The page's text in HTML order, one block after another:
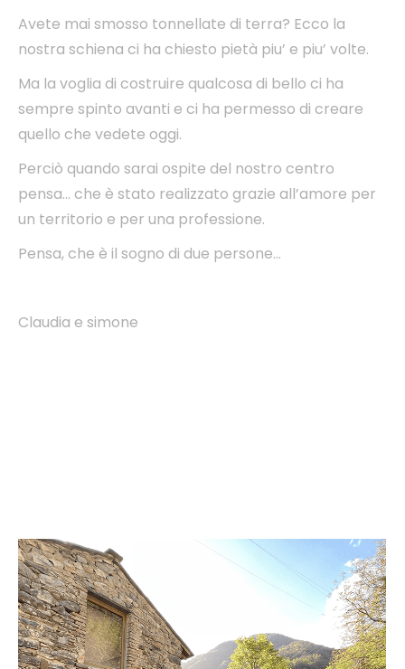
Avete mai smosso tonnellate di terra? Ecco la
nostra schiena ci ha chiesto pietà piu’ e piu’ volte.
Ma la voglia di costruire qualcosa di bello ci ha
sempre spinto avanti e ci ha permesso di creare
quello che vedete oggi.
Perciò quando sarai ospite del nostro centro
pensa… che è stato realizzato grazie all’amore per
un territorio e per una professione.
Pensa, che è il sogno di due persone…
Claudia e simone